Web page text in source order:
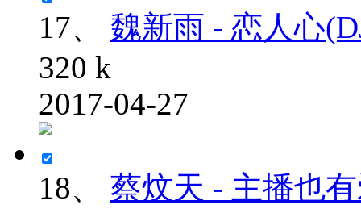
17、
魏新雨 - 恋人心
320 k
2017-04-27
18、
蔡炆天 - 主播也